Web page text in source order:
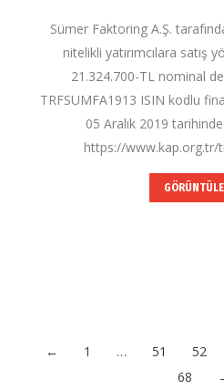
Sümer Faktoring A.Ş.
nitelikli yatırımcılara satış
21.324.700-TL nominal
TRFSUMFA1913 ISIN kodlu
05 Aralık 2019
https://
GÖRÜNTÜLE
← 1 … 51 52
68